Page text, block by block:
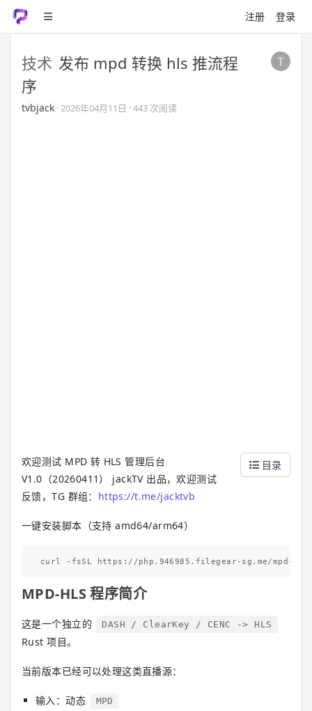
注册 登录
技术 发布 mpd 转换 hls 推流程
序
tvbjack ·2026年04月11日 · 443 次阅读
目录
欢迎测试 MPD 转 HLS 管理后台
V1.0（20260411） jackTV 出品，欢迎测试
反馈，TG 群组： https://t.me/jacktvb
一键安装脚本（支持 amd64/arm64）
MPD-HLS 程序简介
这是一个独立的 DASH / ClearKey / CENC -> HLS
Rust 项目。
当前版本已经可以处理这类直播源：
输入：动态 MPD